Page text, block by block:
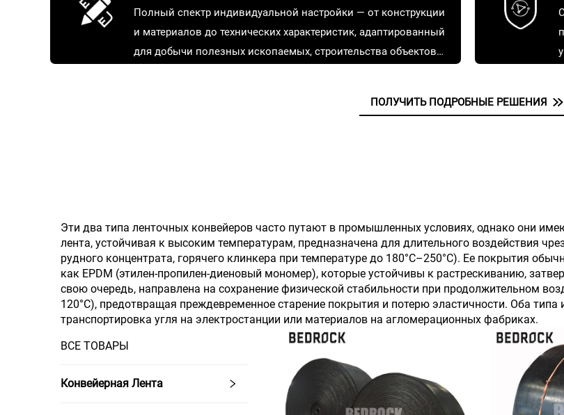
Полный спектр индивидуальной настройки — от конструкции
и материалов до технических характеристик, адаптированный
для добычи полезных ископаемых, строительства объектов
ПОЛУЧИТЬ ПОДРОБНЫЕ РЕШЕНИЯ
Эти два типа ленточных конвейеров часто путают в промышленных условиях, однако они
лента, устойчивая к высоким температурам, предназначена для длительного воздействия
рудного концентрата, горячего клинкера при температуре до 180°C–250°C). Ее покрытия
как EPDM (этилен-пропилен-диеновый мономер), которые устойчивы к растрескиванию,
свою очередь, направлена на сохранение физической стабильности при продолжительном
120°C), предотвращая преждевременное старение покрытия и потерю эластичности. Оба
транспортировка угля на электростанции или материалов на агломерационных фабриках.
ВСЕ ТОВАРЫ
Конвейерная Лента